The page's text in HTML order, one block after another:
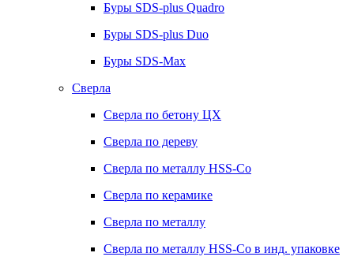
Буры SDS-plus Quadro
Буры SDS-plus Duo
Буры SDS-Max
Сверла
Сверла по бетону ЦХ
Сверла по дереву
Сверла по металлу HSS-Co
Сверла по керамике
Сверла по металлу
Сверла по металлу HSS-Co в инд. упаковке